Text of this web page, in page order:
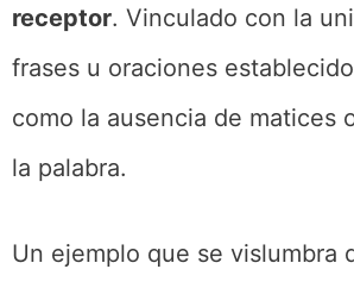
receptor. Vinculado con la
frases u oraciones
como la ausencia de matices
la palabra.
Un ejemplo que se vislumbra